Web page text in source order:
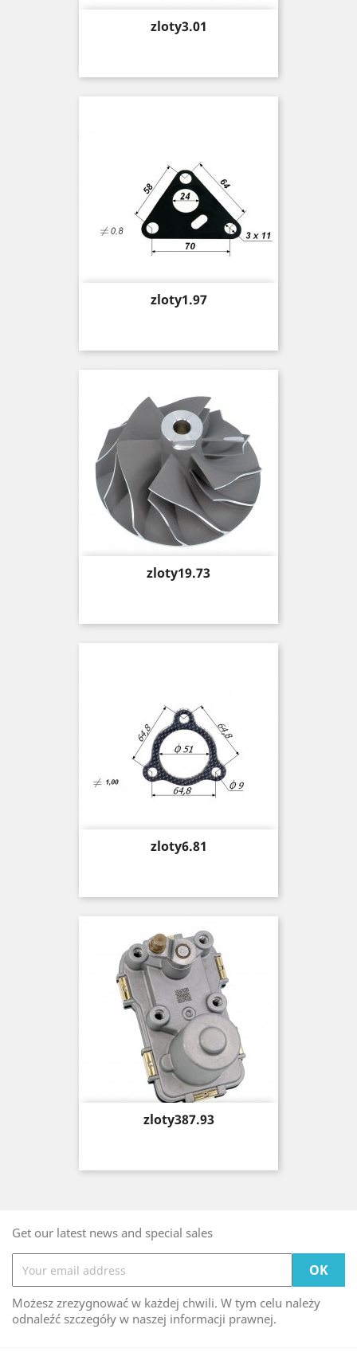
Price
zloty3.01
Price
zloty1.97
Price
zloty19.73
Price
zloty6.81
Price
zloty387.93
Get our latest news and special sales
Możesz zrezygnować w każdej chwili. W tym celu należy
odnaleźć szczegóły w naszej informacji prawnej.